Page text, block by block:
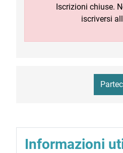
Iscrizioni chiuse.
iscriversi
Informazioni